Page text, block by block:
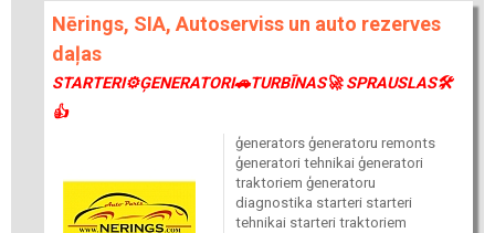
Nērings, SIA, Autoserviss un auto rezerves
daļas
STARTERI⚙ĢENERATORI🚗TURBĪNAS🚀 SPRAUSLAS🛠
👍
ģenerators ģeneratoru remonts
ģeneratori tehnikai ģeneratori
traktoriem ģeneratoru
diagnostika starteri starteri
tehnikai starteri traktoriem